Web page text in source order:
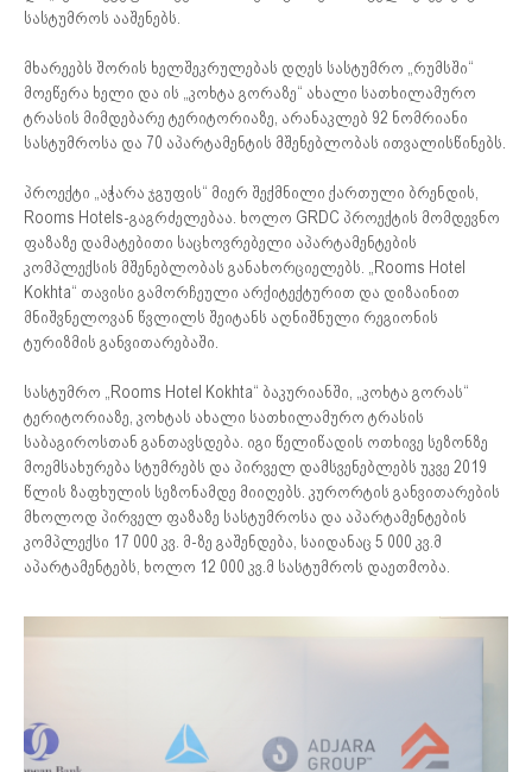
სასტუმროს ააშენებს.
მხარეებს შორის ხელშეკრულებას დღეს სასტუმრო „რუმსში“
მოეწერა ხელი და ის „კოხტა გორაზე“ ახალი სათხილამურო
ტრასის მიმდებარე ტერიტორიაზე, არანაკლებ 92 ნომრიანი
სასტუმროსა და 70 აპარტამენტის მშენებლობას ითვალისწინებს.
პროექტი „აჭარა ჯგუფის“ მიერ შექმნილი ქართული ბრენდის,
Rooms Hotels-გაგრძელებაა. ხოლო GRDC პროექტის მომდევნო
ფაზაზე დამატებითი საცხოვრებელი აპარტამენტების
კომპლექსის მშენებლობას განახორციელებს. „Rooms Hotel
Kokhta“ თავისი გამორჩეული არქიტექტურით და დიზაინით
მნიშვნელოვან წვლილს შეიტანს აღნიშნული რეგიონის
ტურიზმის განვითარებაში.
სასტუმრო „Rooms Hotel Kokhta“ ბაკურიანში, „კოხტა გორას“
ტერიტორიაზე, კოხტას ახალი სათხილამურო ტრასის
საბაგიროსთან განთავსდება. იგი წელიწადის ოთხივე სეზონზე
მოემსახურება სტუმრებს და პირველ დამსვენებლებს უკვე 2019
წლის ზაფხულის სეზონამდე მიიღებს. კურორტის განვითარების
მხოლოდ პირველ ფაზაზე სასტუმროსა და აპარტამენტების
კომპლექსი 17 000 კვ. მ-ზე გაშენდება, საიდანაც 5 000 კვ.მ
აპარტამენტებს, ხოლო 12 000 კვ.მ სასტუმროს დაეთმობა.